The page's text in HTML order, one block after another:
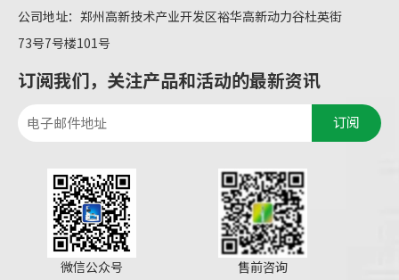
公司地址：郑州高新技术产业开发区裕华高新动力谷杜英街
73号7号楼101号
订阅我们，关注产品和活动的最新资讯
订阅
微信公众号 售前咨询